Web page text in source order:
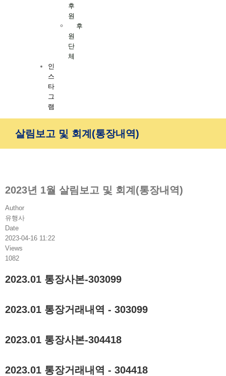
후
원
후
원
단
체
인
스
타
그
램
살림보고 및 회계(통장내역)
2023년 1월 살림보고 및 회계(통장내역)
Author
유행사
Date
2023-04-16 11:22
Views
1082
2023.01 통장사본-303099
2023.01 통장거래내역 - 303099
2023.01 통장사본-304418
2023.01 통장거래내역 - 304418